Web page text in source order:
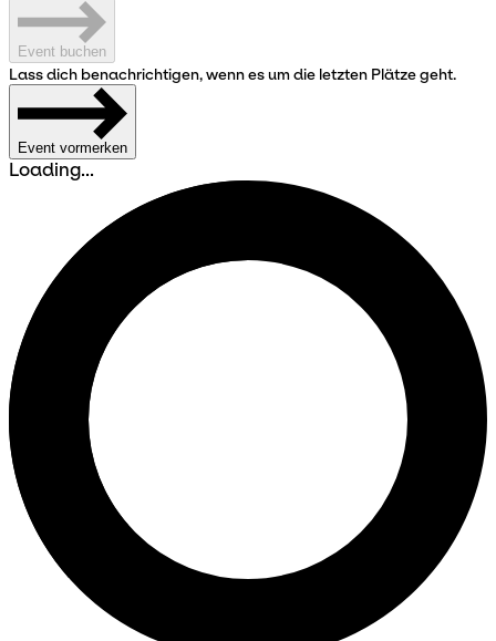
Event buchen
Lass dich benachrichtigen, wenn es um die letzten Plätze geht.
Event vormerken
Loading...